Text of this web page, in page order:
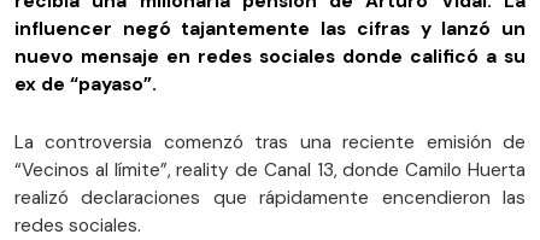
influencer negó tajantemente las cifras y lanzó un
nuevo mensaje en redes sociales donde calificó a su
ex de “payaso”.
La controversia comenzó tras una reciente emisión de
“Vecinos al límite”, reality de Canal 13, donde Camilo Huerta
realizó declaraciones que rápidamente encendieron las
redes sociales.